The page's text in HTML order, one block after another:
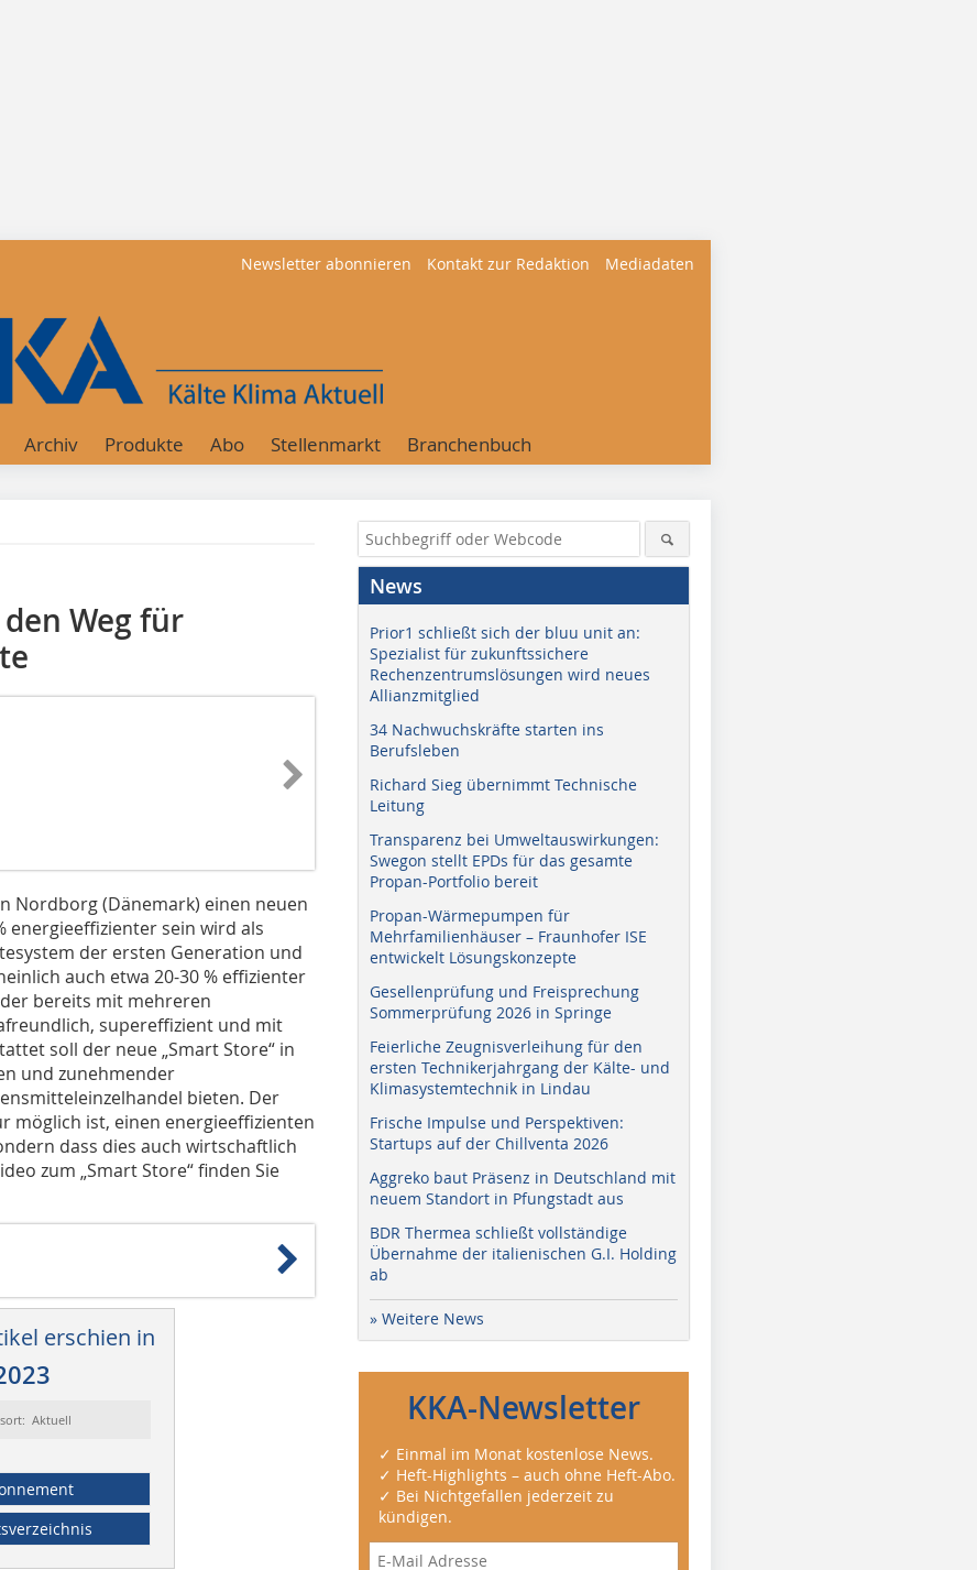
Newsletter abonnieren Kontakt zur Redaktion Mediadaten
Archiv Produkte Abo Stellenmarkt Branchenbuch
Weg für
Nordborg (Dänemark) einen neuen
energieeffizienter sein wird als
der ersten Generation und
auch etwa 20-30 % effizienter
bereits mit mehreren
supereffizient und mit
soll der neue „Smart Store“ in
und zunehmender
bieten. Der
möglich ist, einen energieeffizienten
dass dies auch wirtschaftlich
zum „Smart Store“ finden Sie
erschien in
Aktuell
News
Prior1 schließt sich der bluu unit an:
Spezialist für zukunftssichere
Rechenzentrumslösungen wird neues
Allianzmitglied
34 Nachwuchskräfte starten ins
Berufsleben
Richard Sieg übernimmt Technische
Leitung
Transparenz bei Umweltauswirkungen:
Swegon stellt EPDs für das gesamte
Propan-Portfolio bereit
Propan-Wärmepumpen für
Mehrfamilienhäuser – Fraunhofer ISE
entwickelt Lösungskonzepte
Gesellenprüfung und Freisprechung
Sommerprüfung 2026 in Springe
Feierliche Zeugnisverleihung für den
ersten Technikerjahrgang der Kälte- und
Klimasystemtechnik in Lindau
Frische Impulse und Perspektiven:
Startups auf der Chillventa 2026
Aggreko baut Präsenz in Deutschland mit
neuem Standort in Pfungstadt aus
BDR Thermea schließt vollständige
Übernahme der italienischen G.I. Holding
ab
» Weitere News
KKA-Newsletter
✓ Einmal im Monat kostenlose News.
✓ Heft-Highlights – auch ohne Heft-Abo.
✓ Bei Nichtgefallen jederzeit zu
kündigen.